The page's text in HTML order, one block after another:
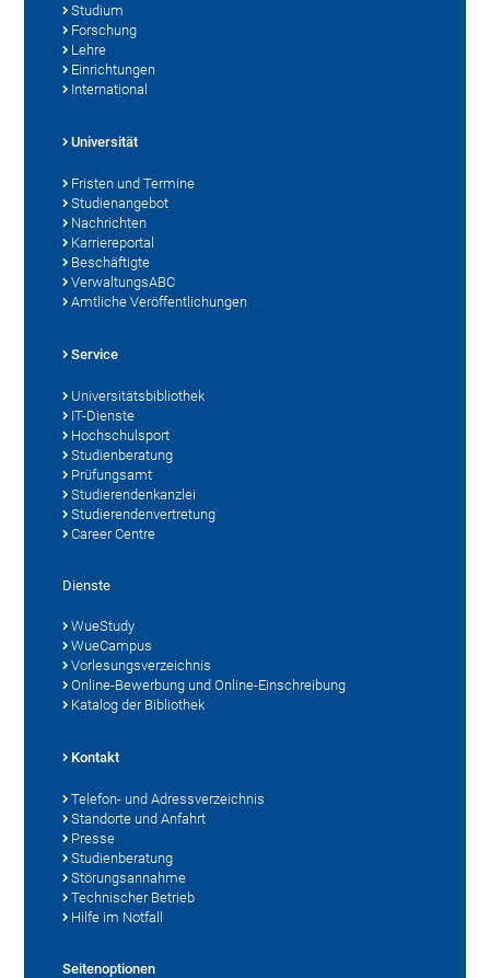
Studium
Forschung
Lehre
Einrichtungen
International
Universität
Fristen und Termine
Studienangebot
Nachrichten
Karriereportal
Beschäftigte
VerwaltungsABC
Amtliche Veröffentlichungen
Service
Universitätsbibliothek
IT-Dienste
Hochschulsport
Studienberatung
Prüfungsamt
Studierendenkanzlei
Studierendenvertretung
Career Centre
Dienste
WueStudy
WueCampus
Vorlesungsverzeichnis
Online-Bewerbung und Online-Einschreibung
Katalog der Bibliothek
Kontakt
Telefon- und Adressverzeichnis
Standorte und Anfahrt
Presse
Studienberatung
Störungsannahme
Technischer Betrieb
Hilfe im Notfall
Seitenoptionen